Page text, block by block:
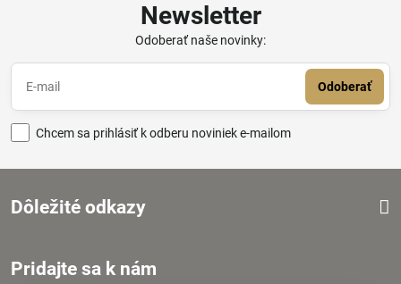
Newsletter
Odoberať naše novinky:
Odoberať
Chcem sa prihlásiť k odberu noviniek e-mailom
Dôležité odkazy
Pridajte sa k nám